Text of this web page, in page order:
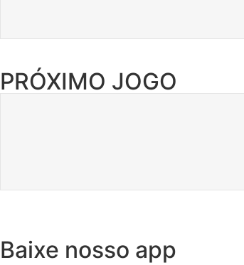
PRÓXIMO JOGO
Baixe nosso app